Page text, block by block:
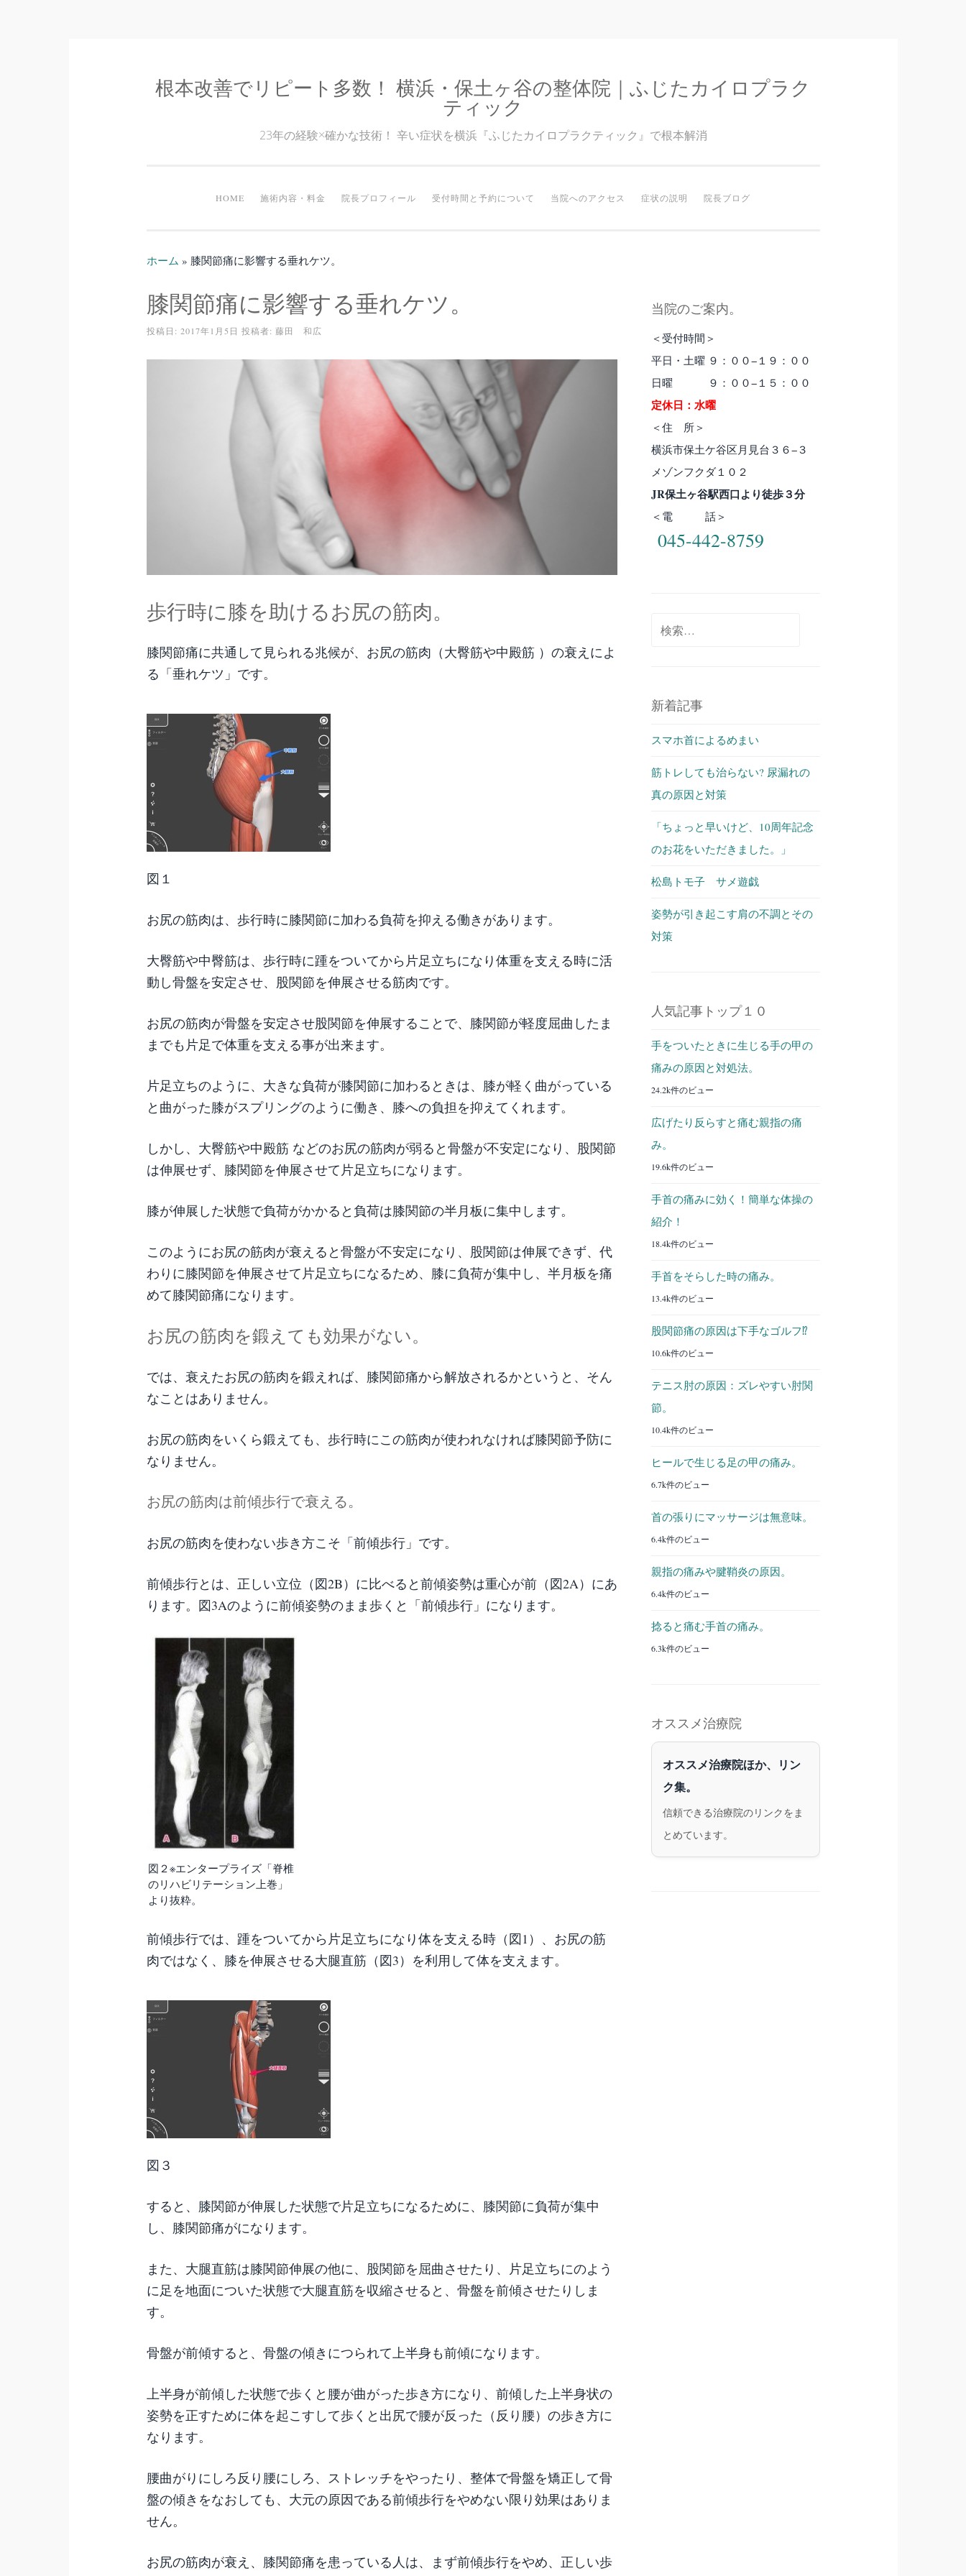
コ
プ
根本改善でリピート多数！ 横浜・保土ヶ谷の整体院｜ふじたカイロプラク
ティック
23年の経験×確かな技術！ 辛い症状を横浜『ふじたカイロプラクティック』で根本解消
HOME 施術内容・料金 院長プロフィール 受付時間と予約について 当院へのアクセス 症状の説明 院長ブログ
ホーム » 膝関節痛に影響する垂れケツ。
膝関節痛に影響する垂れケツ。
投稿日: 2017年1月5日 投稿者: 藤田 和広
歩行時に膝を助けるお尻の筋肉。
膝関節痛に共通して見られる兆候が、お尻の筋肉（大臀筋や中殿筋 ）の衰えによ
る「垂れケツ」です。
図１
お尻の筋肉は、歩行時に膝関節に加わる負荷を抑える働きがあります。
大臀筋や中臀筋は、歩行時に踵をついてから片足立ちになり体重を支える時に活
動し骨盤を安定させ、股関節を伸展させる筋肉です。
お尻の筋肉が骨盤を安定させ股関節を伸展することで、膝関節が軽度屈曲したま
までも片足で体重を支える事が出来ます。
片足立ちのように、大きな負荷が膝関節に加わるときは、膝が軽く曲がっている
と曲がった膝がスプリングのように働き、膝への負担を抑えてくれます。
しかし、大臀筋や中殿筋 などのお尻の筋肉が弱ると骨盤が不安定になり、股関節
は伸展せず、膝関節を伸展させて片足立ちになります。
膝が伸展した状態で負荷がかかると負荷は膝関節の半月板に集中します。
このようにお尻の筋肉が衰えると骨盤が不安定になり、股関節は伸展できず、代
わりに膝関節を伸展させて片足立ちになるため、膝に負荷が集中し、半月板を痛
めて膝関節痛になります。
お尻の筋肉を鍛えても効果がない。
では、衰えたお尻の筋肉を鍛えれば、膝関節痛から解放されるかというと、そん
なことはありません。
お尻の筋肉をいくら鍛えても、歩行時にこの筋肉が使われなければ膝関節予防に
なりません。
お尻の筋肉は前傾歩行で衰える。
お尻の筋肉を使わない歩き方こそ「前傾歩行」です。
前傾歩行とは、正しい立位（図2B）に比べると前傾姿勢は重心が前（図2A）にあ
ります。図3Aのように前傾姿勢のまま歩くと「前傾歩行」になります。
図２※エンタープライズ「脊椎
のリハビリテーション上巻」
より抜粋。
前傾歩行では、踵をついてから片足立ちになり体を支える時（図1）、お尻の筋
肉ではなく、膝を伸展させる大腿直筋（図3）を利用して体を支えます。
図３
すると、膝関節が伸展した状態で片足立ちになるために、膝関節に負荷が集中
し、膝関節痛がになります。
また、大腿直筋は膝関節伸展の他に、股関節を屈曲させたり、片足立ちにのよう
に足を地面についた状態で大腿直筋を収縮させると、骨盤を前傾させたりしま
す。
骨盤が前傾すると、骨盤の傾きにつられて上半身も前傾になります。
上半身が前傾した状態で歩くと腰が曲がった歩き方になり、前傾した上半身状の
姿勢を正すために体を起こすして歩くと出尻で腰が反った（反り腰）の歩き方に
なります。
腰曲がりにしろ反り腰にしろ、ストレッチをやったり、整体で骨盤を矯正して骨
盤の傾きをなおしても、大元の原因である前傾歩行をやめない限り効果はありま
せん。
お尻の筋肉が衰え、膝関節痛を患っている人は、まず前傾歩行をやめ、正しい歩
当院のご案内。
＜受付時間＞
平日・土曜 ９：００−１９：００
日曜 ９：００−１５：００
定休日：水曜
＜住 所＞
横浜市保土ケ谷区月見台３６−３
メゾンフクダ１０２
JR保土ヶ谷駅西口より徒歩３分
＜電 話＞
045-442-8759
新着記事
スマホ首によるめまい
筋トレしても治らない? 尿漏れの
真の原因と対策
「ちょっと早いけど、10周年記念
のお花をいただきました。」
松島トモ子 サメ遊戯
姿勢が引き起こす肩の不調とその
対策
人気記事トップ１０
手をついたときに生じる手の甲の
痛みの原因と対処法。
24.2k件のビュー
広げたり反らすと痛む親指の痛
み。
19.6k件のビュー
手首の痛みに効く！簡単な体操の
紹介！
18.4k件のビュー
手首をそらした時の痛み。
13.4k件のビュー
股関節痛の原因は下手なゴルフ⁉︎
10.6k件のビュー
テニス肘の原因：ズレやすい肘関
節。
10.4k件のビュー
ヒールで生じる足の甲の痛み。
6.7k件のビュー
首の張りにマッサージは無意味。
6.4k件のビュー
親指の痛みや腱鞘炎の原因。
6.4k件のビュー
捻ると痛む手首の痛み。
6.3k件のビュー
オススメ治療院
オススメ治療院ほか、リン
ク集。
信頼できる治療院のリンクをま
とめています。